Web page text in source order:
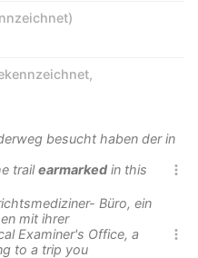
)
,
besucht haben der in

trailearmarked in this
Büro, ein
mit ihrer

Examiner's Office, a
to a trip you